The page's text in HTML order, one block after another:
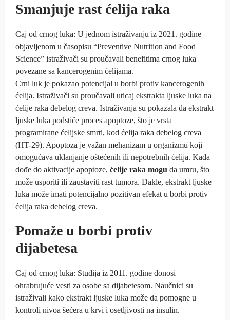
Smanjuje rast ćelija raka
Caj od crnog luka: U jednom istraživanju iz 2021. godine
objavljenom u časopisu “Preventive Nutrition and Food
Science” istraživači su proučavali benefitima crnog luka
povezane sa kancerogenim ćelijama.
Crni luk je pokazao potencijal u borbi protiv kancerogenih
ćelija. Istraživači su proučavali uticaj ekstrakta ljuske luka na
ćelije raka debelog creva. Istraživanja su pokazala da ekstrakt
ljuske luka podstiče proces apoptoze, što je vrsta
programirane ćelijske smrti, kod ćelija raka debelog creva
(HT-29). Apoptoza je važan mehanizam u organizmu koji
omogućava uklanjanje oštećenih ili nepotrebnih ćelija. Kada
dođe do aktivacije apoptoze, ćelije raka mogu da umru, što
može usporiti ili zaustaviti rast tumora. Dakle, ekstrakt ljuske
luka može imati potencijalno pozitivan efekat u borbi protiv
ćelija raka debelog creva.
Pomaže u borbi protiv
dijabetesa
Caj od crnog luka: Studija iz 2011. godine donosi
ohrabrujuće vesti za osobe sa dijabetesom. Naučnici su
istraživali kako ekstrakt ljuske luka može da pomogne u
kontroli nivoa šećera u krvi i osetljivosti na insulin.